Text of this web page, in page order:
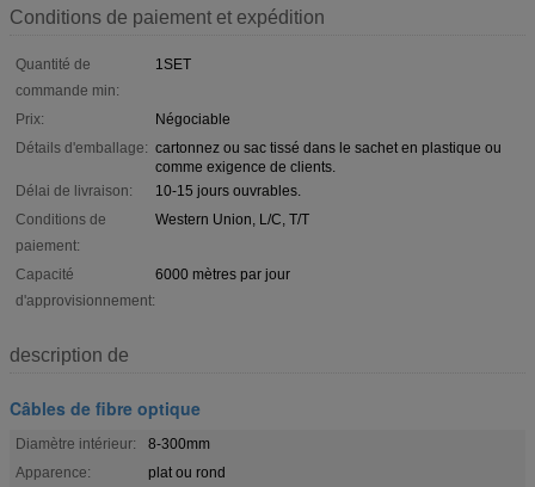
Conditions de paiement et expédition
Quantité de
commande min:
1SET
Prix:
Négociable
Détails d'emballage: cartonnez ou sac tissé dans le sachet en plastique ou
comme exigence de clients.
Délai de livraison:
10-15 jours ouvrables.
Conditions de
paiement:
Western Union, L/C, T/T
Capacité
d'approvisionnement:
6000 mètres par jour
description de
Câbles de fibre optique
Diamètre intérieur:
8-300mm
Apparence:
plat ou rond